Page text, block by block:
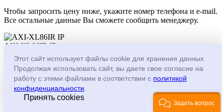
Чтобы запросить цену ниже, укажите номер телефона и e-mail.
Все остальные данные Вы сможете сообщить менеджеру.
AXI-XL86IR IP
Код товара: 212273
+
Имя*
Телефон*
Этот сайт использует файлы cookie для хранения данных.
Продолжая использовать сайт, вы даете свое согласие на
работу с этими файлами в соответствии с политикой
конфиденциальности
Принять cookies
Задать вопрос